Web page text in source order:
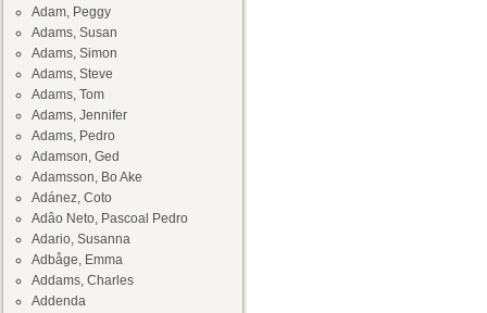
Adam, Peggy
Adams, Susan
Adams, Simon
Adams, Steve
Adams, Tom
Adams, Jennifer
Adams, Pedro
Adamson, Ged
Adamsson, Bo Ake
Adánez, Coto
Adâo Neto, Pascoal Pedro
Adario, Susanna
Adbåge, Emma
Addams, Charles
Addenda